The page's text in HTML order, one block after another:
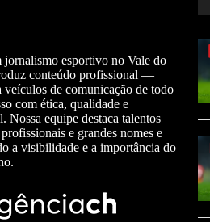
esportivo no Vale do
conteúdo profissional —
de comunicação de todo
com ética, qualidade e
Nossa equipe destaca talentos
e grandes nomes e
a visibilidade e a importância do